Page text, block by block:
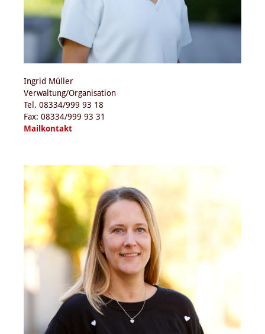
Ingrid Müller
Verwaltung/Organisation
Tel. 08334/999 93 18
Fax: 08334/999 93 31
Mailkontakt